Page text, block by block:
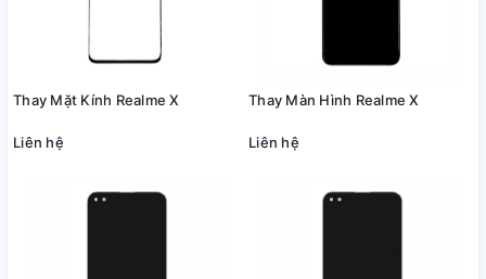
Thay Mặt Kính Realme X
Liên hệ
Thay Màn Hình Realme X
Liên hệ